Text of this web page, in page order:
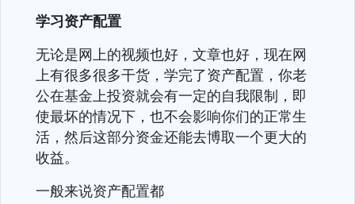
学习资产配置
无论是网上的视频也好，文章也好，现在网
上有很多很多干货，学完了资产配置，你老
公在基金上投资就会有一定的自我限制，即
使最坏的情况下，也不会影响你们的正常生
活，然后这部分资金还能去博取一个更大的
收益。
一般来说资产配置都